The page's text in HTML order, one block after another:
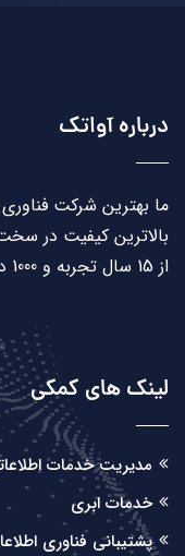
درباره آواتک
ما بهترین شرکت
بالاترین کیفیت در
از 15 سال تجربه و 1000 دستاورد ابتکاری.
لینک های کمکی
مدیریت خدمات
خدمات ابری
پشتیبانی فناوری